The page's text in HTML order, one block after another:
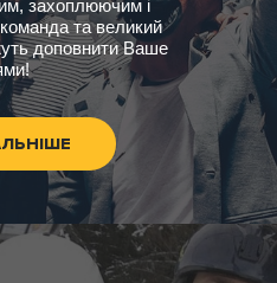
захоплюючим і
та великий
доповнити Ваше